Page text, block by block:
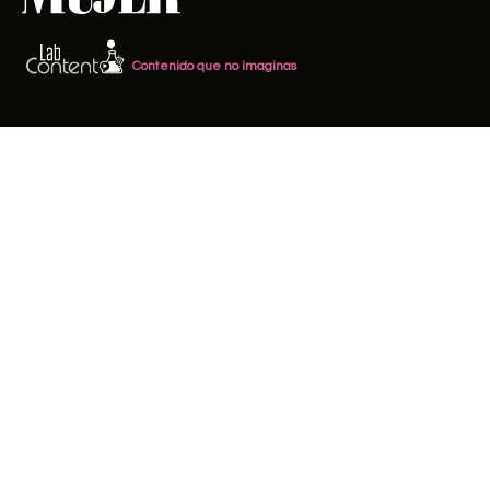
Contenido que no imaginas